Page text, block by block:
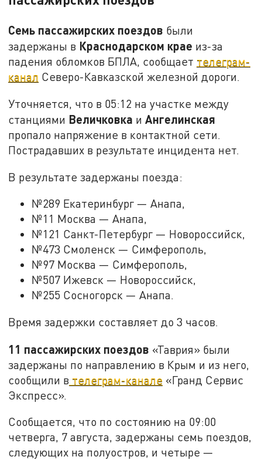
Семь пассажирских поездов были
задержаны в Краснодарском крае из-за
падения обломков БПЛА, сообщает телеграм-
канал Северо-Кавказской железной дороги.
Уточняется, что в 05:12 на участке между
станциями Величковка иАнгелинская
пропало напряжение в контактной сети.
Пострадавших в результате инцидента нет.
В результате задержаны поезда:
№289 Екатеринбург — Анапа,
№11 Москва — Анапа,
№121 Санкт-Петербург — Новороссийск,
№473 Смоленск — Симферополь,
№97 Москва — Симферополь,
№507 Ижевск — Новороссийск,
№255 Сосногорск — Анапа.
Время задержки составляет до 3 часов.
11 пассажирских поездов «Таврия» были
задержаны по направлению в Крым и из него,
сообщили в телеграм-канале «Гранд Сервис
Экспресс».
Сообщается, что по состоянию на 09:00
четверга, 7 августа, задержаны семь поездов,
следующих на полуостров, и четыре —